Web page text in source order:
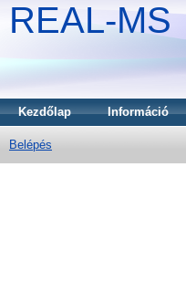
REAL-MS
Kezdőlap Információ
Belépés